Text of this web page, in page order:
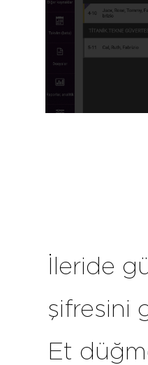
İleride
şifresini
Et